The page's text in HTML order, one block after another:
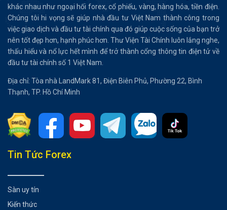
khác nhau như ngoại hối forex, cổ phiếu, vàng, hàng hóa, tiền điện.
Chúng tôi hi vọng sẽ giúp nhà đầu tư Việt Nam thành công trong
việc giao dịch và đầu tư tài chính qua đó giúp cuộc sống của bạn trở
nên tốt đẹp hơn, hạnh phúc hơn. Thư Viện Tài Chính luôn lắng nghe,
thấu hiểu và nổ lực hết mình để trở thành cổng thông tin điện tử về
đầu tư tài chính số 1 Việt Nam.
Địa chỉ: Tòa nhà LandMark 81, Điện Biên Phủ, Phường 22, Bình
Thạnh, TP. Hồ Chí Minh
Tổng hợp bài viết
bang
RLUSD và vai trò trong thanh toán
Phản ứng của cộng đồng
Tin Tức Forex
Sàn uy tín
Kiến thức